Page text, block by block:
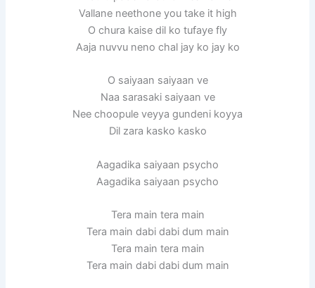
Vallane neethone you take it high
O chura kaise dil ko tufaye fly
Aaja nuvvu neno chal jay ko jay ko
O saiyaan saiyaan ve
Naa sarasaki saiyaan ve
Nee choopule veyya gundeni koyya
Dil zara kasko kasko
Aagadika saiyaan psycho
Aagadika saiyaan psycho
Tera main tera main
Tera main dabi dabi dum main
Tera main tera main
Tera main dabi dabi dum main